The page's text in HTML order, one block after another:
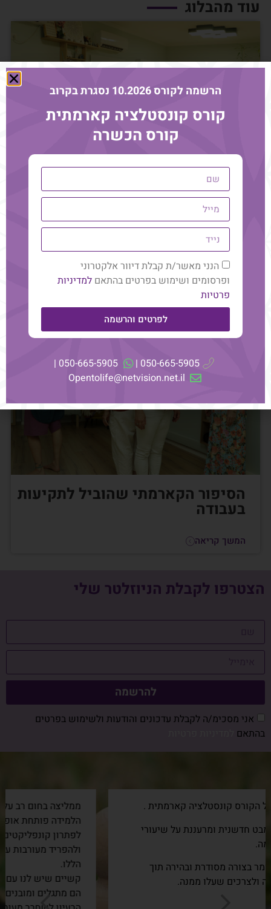
עוד מהבלוג
האם הייעוד שלך הוא באמת
המקצוע שלך? תובנות ממעבדת
המשך קריאה
הסיפור הקארמתי שהוביל לתקיעות
בעבודה
המשך קריאה
הצטרפו לקבלת הניוזלטר שלי
אני מסכימ/ה לקבלת עדכונים והודעות ולשימוש בפרטים
בהתאם
להרשמה
ממליצה בחום רב על קורס הקונסטלציה הקארמתית.
הלמידה פותחת אופקים חדשים וחשיבה אחרת ושונה
לפתרון קונפליקטים אישיים, הבנה מאיפה הם מגיעים
ולהפריד מעורבות ע"מ לשחרר את הקושי שהגיע לחיים
הללו.
קשיים שיש לנו עם אנשים, שהם תולדה של העבר, גם
הרשמה לקורס 10.2026 נסגרת בקרוב
קורס קונסטלציה קארמתית
קורס הכשרה
הנני מאשר/ת קבלת דיוור אלקטרוני
ופרסומים ושימוש בפרטים בהתאםלמדיניות
פרטיות
לפרטים והרשמה
050-665-5905 |
050-665-5905 |
Opentolife@netvision.net.il